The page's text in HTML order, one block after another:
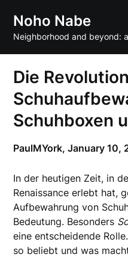
content
Noho Nabe
Neighborhood and beyond:
Die
Schuhboxen
PaulMYork,January 10,
In der heutigen Zeit, in
Renaissance erlebt hat,
Aufbewahrung von
Bedeutung. Besonders
eine entscheidende
so beliebt und was